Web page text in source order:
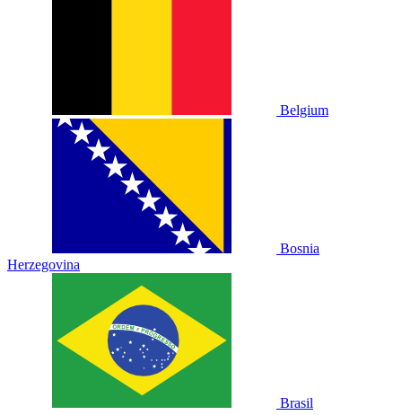
Belgium
Bosnia
Herzegovina
Brasil